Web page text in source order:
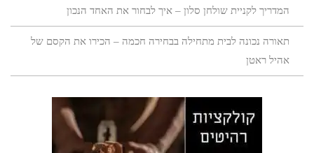
המדריך לקניית שולחן סלון – איך לבחור את האחד הנכון
תאורה נכונה לבית מתחילה בבחירה חכמה – הכירו את הקסם של
אהיל ראטן